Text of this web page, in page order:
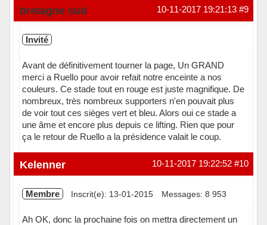
#9
10-11-2017 19:21:13
bretagne sud
Invité
Avant de définitivement tourner la page, Un GRAND
merci a Ruello pour avoir refait notre enceinte a nos
couleurs. Ce stade tout en rouge est juste magnifique. De
nombreux, très nombreux supporters n'en pouvait plus
de voir tout ces sièges vert et bleu. Alors oui ce stade a
une âme et encore plus depuis ce lifting. Rien que pour
ça le retour de Ruello a la présidence valait le coup.
#10
10-11-2017 19:22:52
Kelenner
Membre Inscrit(e): 13-01-2015 Messages: 8 953
Ah OK, donc la prochaine fois on mettra directement un